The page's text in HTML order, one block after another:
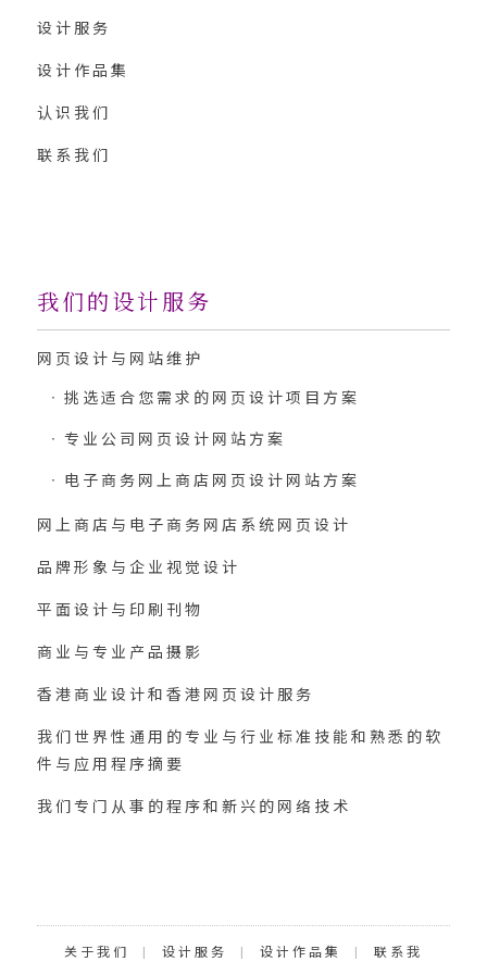
设计服务
设计作品集
认识我们
联系我们
我们的设计服务
网页设计与网站维护
挑选适合您需求的网页设计项目方案
专业公司网页设计网站方案
电子商务网上商店网页设计网站方案
网上商店与电子商务网店系统网页设计
品牌形象与企业视觉设计
平面设计与印刷刊物
商业与专业产品摄影
香港商业设计和香港网页设计服务
我们世界性通用的专业与行业标准技能和熟悉的软
件与应用程序摘要
我们专门从事的程序和新兴的网络技术
Categories
关于我们 设计服务 设计作品集 联系我